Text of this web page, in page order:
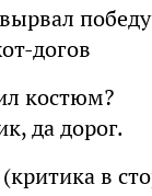
догов
костюм?
да дорог.
в